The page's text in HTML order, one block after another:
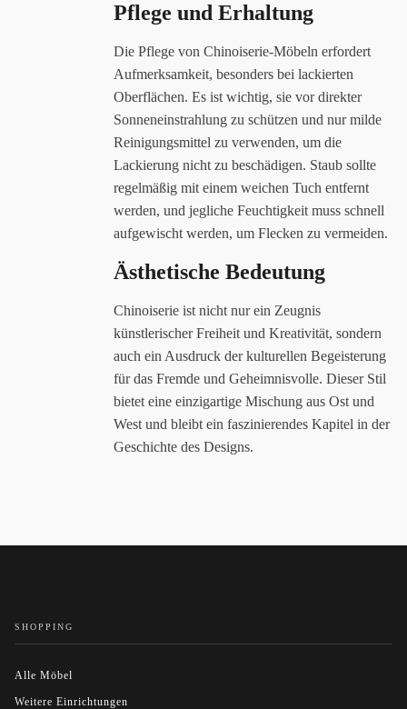
Pflege und Erhaltung
Die Pflege von Chinoiserie-Möbeln erfordert
Aufmerksamkeit, besonders bei lackierten
Oberflächen. Es ist wichtig, sie vor direkter
Sonneneinstrahlung zu schützen und nur milde
Reinigungsmittel zu verwenden, um die
Lackierung nicht zu beschädigen. Staub sollte
regelmäßig mit einem weichen Tuch entfernt
werden, und jegliche Feuchtigkeit muss schnell
aufgewischt werden, um Flecken zu vermeiden.
Ästhetische Bedeutung
Chinoiserie ist nicht nur ein Zeugnis
künstlerischer Freiheit und Kreativität, sondern
auch ein Ausdruck der kulturellen Begeisterung
für das Fremde und Geheimnisvolle. Dieser Stil
bietet eine einzigartige Mischung aus Ost und
West und bleibt ein faszinierendes Kapitel in der
Geschichte des Designs.
SHOPPING
Alle Möbel
Weitere Einrichtungen